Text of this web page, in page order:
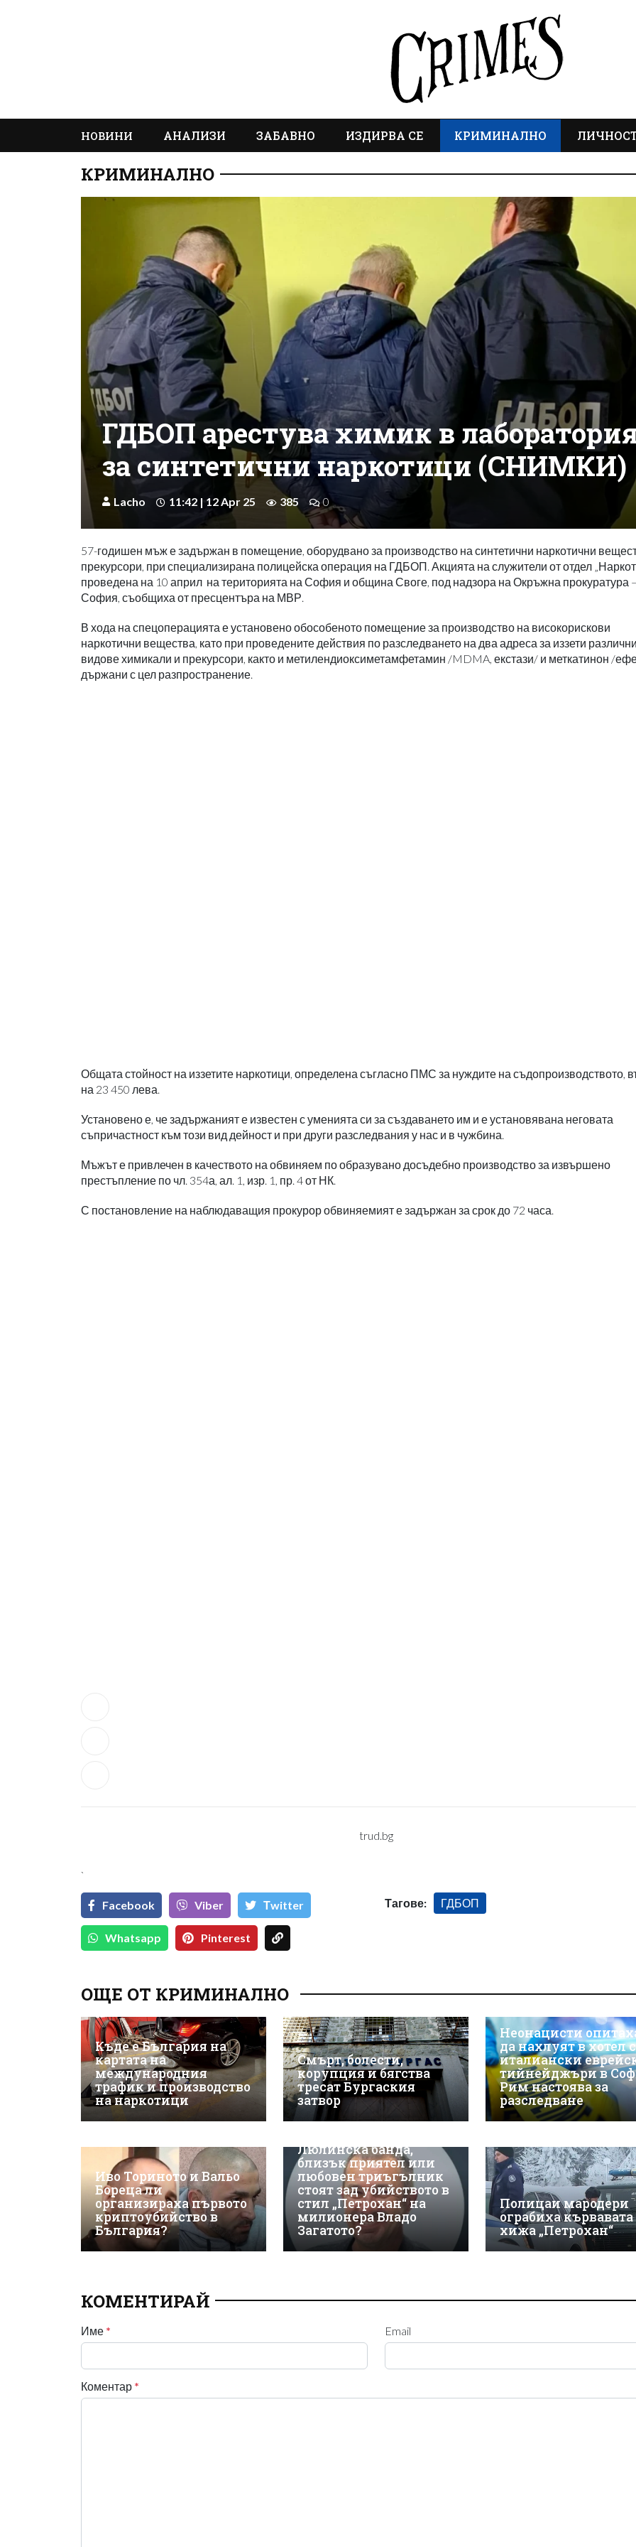
НОВИНИ АНАЛИЗИ ЗАБАВНО ИЗДИРВА СЕ КРИМИНАЛНО
КРИМИНАЛНО
ГДБОП арестува химик в
за синтетични наркотици (СНИМКИ)
Lacho 11:42 | 12 Apr 25 385 0
57-годишен мъж е задържан в помещение, оборудвано за производство на синтетични наркотични
прекурсори, при специализирана полицейска операция на ГДБОП. Акцията на служители от отдел
проведена на 10 април на територията на София и община Своге, под надзора на Окръжна прокуратура –
София, съобщиха от пресцентъра на МВР.
В хода на спецоперацията е установено обособеното помещение за производство на високорискови
наркотични вещества, като при проведените действия по разследването на два адреса за иззети различни
видове химикали и прекурсори, както и метилендиоксиметамфетамин /MDMA, екстази/ и меткатинон /
държани с цел разпространение.
Общата стойност на иззетите наркотици, определена съгласно ПМС за нуждите на съдопроизводството,
на 23 450 лева.
Установено е, че задържаният е известен с уменията си за създаването им и е установявана неговата
съпричастност към този вид дейност и при други разследвания у нас и в чужбина.
Мъжът е привлечен в качеството на обвиняем по образувано досъдебно производство за извършено
престъпление по чл. 354а, ал. 1, изр. 1, пр. 4 от НК.
С постановление на наблюдаващия прокурор обвиняемият е задържан за срок до 72 часа.
trud.bg
`
Facebook Viber Тwitter
Whatsapp Pinterest
Тагове: ГДБОП
ОЩЕ ОТ КРИМИНАЛНО
Къде е България на
картата на
международния
трафик и производство
на наркотици
Смърт, болести,
корупция и бягства
тресат Бургаския
затвор
Неонацисти
да нахлуят в хотел с
италиански
тийнейджъри в
Рим настоява за
разследване
Иво Ториното и Вальо
Бореца ли
организираха първото
криптоубийство в
България?
Люлинска банда,
близък приятел или
любовен триъгълник
стоят зад убийството в
стил „Петрохан“ на
милионера Владо
Загатото?
Полицаи мародери
ограбиха кървавата
хижа „Петрохан“
КОМЕНТИРАЙ
Име * Email
Коментар *